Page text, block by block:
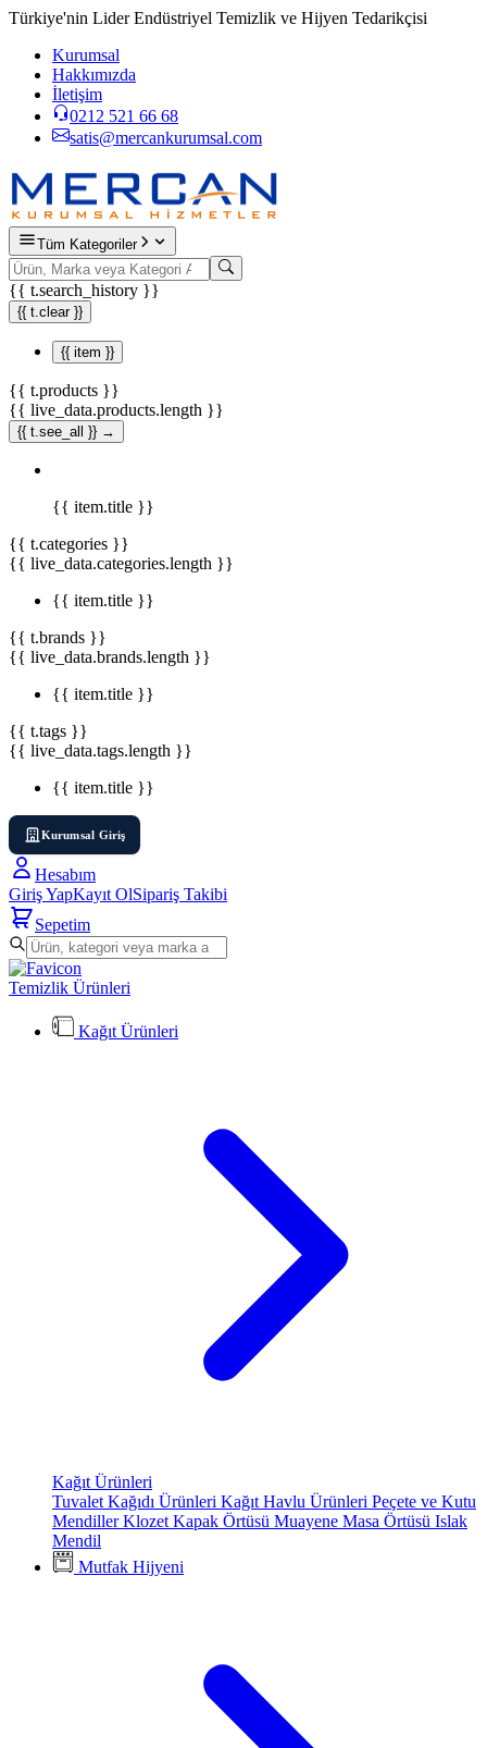
Türkiye'nin Lider Endüstriyel Temizlik ve Hijyen Tedarikçisi
Kurumsal
Hakkımızda
İletişim
0212 521 66 68
satis@mercankurumsal.com
Tüm Kategoriler
{{ t.search_history }}
{{ t.clear }}
{{ item }}
{{ t.products }}
{{ live_data.products.length }}
{{ t.see_all }} →
{{ item.title }}
{{ t.categories }}
{{ live_data.categories.length }}
{{ item.title }}
{{ t.brands }}
{{ live_data.brands.length }}
{{ item.title }}
{{ t.tags }}
{{ live_data.tags.length }}
{{ item.title }}
Kurumsal Giriş
Hesabım
Giriş YapKayıt OlSipariş Takibi
Sepetim
Temizlik Ürünleri
Kağıt Ürünleri
Kağıt Ürünleri
Tuvalet Kağıdı Ürünleri Kağıt Havlu Ürünleri Peçete ve Kutu
MendillerKlozet Kapak Örtüsü Muayene Masa Örtüsü Islak
Mendil
Mutfak Hijyeni